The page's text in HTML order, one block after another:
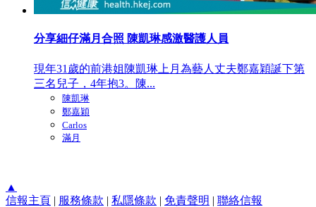
分享細仔滿月合照 陳凱琳感激醫護人員
現年31歲的前港姐陳凱琳上月為藝人丈夫鄭嘉穎誕下第
三名兒子，4年抱3。陳...
陳凱琳
鄭嘉穎
Carlos
滿月
▲
信報主頁 | 服務條款 | 私隱條款 | 免責聲明 | 聯絡信報